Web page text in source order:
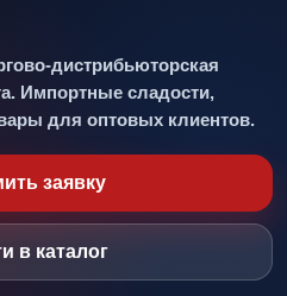
дистрибьюторская
Импортные сладости,
для оптовых клиентов.
заявку
в каталог